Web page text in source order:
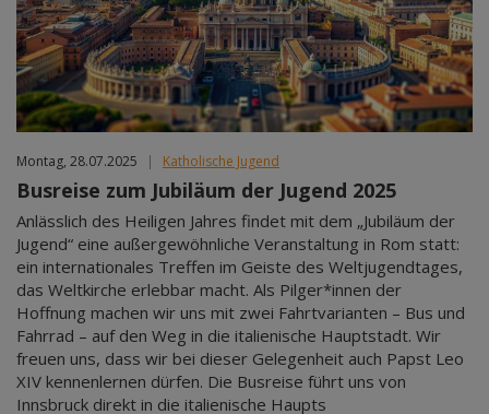
Montag, 28.07.2025 | Katholische Jugend
Busreise zum Jubiläum der Jugend 2025
Anlässlich des Heiligen Jahres findet mit dem „Jubiläum der
Jugend“ eine außergewöhnliche Veranstaltung in Rom statt:
ein internationales Treffen im Geiste des Weltjugendtages,
das Weltkirche erlebbar macht. Als Pilger*innen der
Hoffnung machen wir uns mit zwei Fahrtvarianten – Bus und
Fahrrad – auf den Weg in die italienische Hauptstadt. Wir
freuen uns, dass wir bei dieser Gelegenheit auch Papst Leo
XIV kennenlernen dürfen. Die Busreise führt uns von
Innsbruck direkt in die italienische Haupts